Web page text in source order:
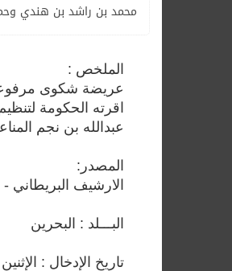
محمد بن راشد بن هندي
الملخص :
عريضة شكوى
اقرته الحكومة
عبدالله بن نجم المناعي ،
المصدر:
الارشيف البريطاني -
البـــلد : البحرين
تاريخ الإدخال : الإثنين ١٥ / ديسمبر / ٢٠٠٨